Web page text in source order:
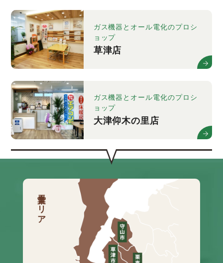
ガス機器とオール電化のプロシ
ョップ
草津店
ガス機器とオール電化のプロシ
ョップ
大津仰木の里店
営業エリア